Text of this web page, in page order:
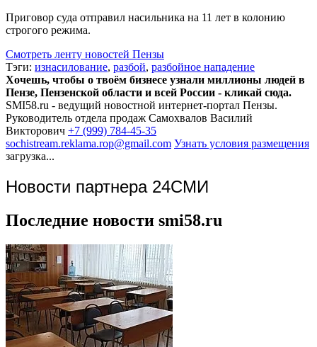
Приговор суда отправил насильника на 11 лет в колонию
строгого режима.
Смотреть ленту новостей Пензы
Тэги: изнасилование, разбой, разбойное нападение
Хочешь, чтобы о твоём бизнесе узнали миллионы людей в
Пензе, Пензенской области и всей России - кликай сюда.
SMI58.ru - ведущий новостной интернет-портал Пензы.
Руководитель отдела продаж Самохвалов Василий
Викторович +7 (999) 784-45-35
sochistream.reklama.rop@gmail.com Узнать условия размещения
загрузка...
Новости партнера 24СМИ
Последние новости smi58.ru